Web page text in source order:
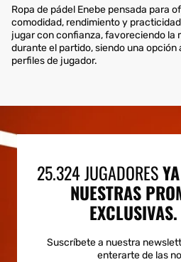
Ropa de pádel Enebe pensada para
comodidad, rendimiento y
jugar con confianza, favoreciendo la
durante el partido, siendo una
perfiles de jugador.
25.324 JUGADORES
NUESTRAS
Suscríbete a nuestra
enterarte de las